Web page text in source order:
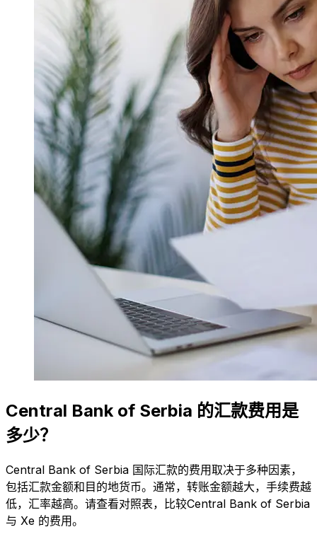
Central Bank of Serbia 的汇款费用是
多少？
Central Bank of Serbia 国际汇款的费用取决于多种因素，
包括汇款金额和目的地货币。通常，转账金额越大，手续费越
低，汇率越高。请查看对照表，比较Central Bank of Serbia
与 Xe 的费用。